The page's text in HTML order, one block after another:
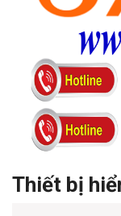
Thiết bị